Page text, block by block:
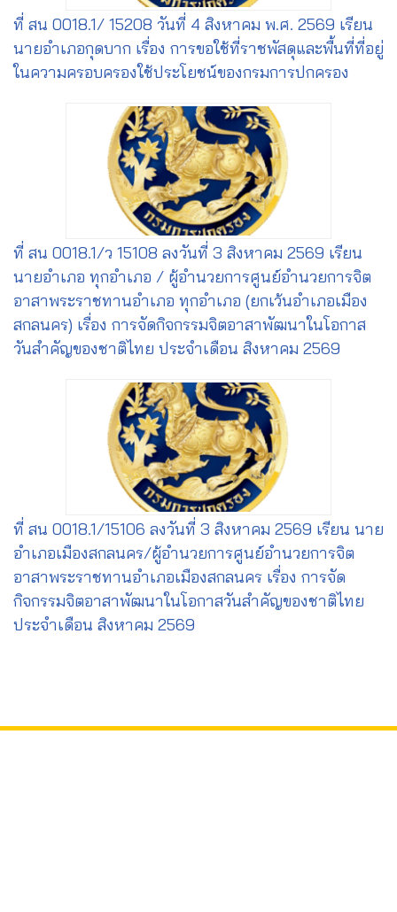
ที่ สน 0018.1/ 15208 วันที่ 4 สิงหาคม พ.ศ. 2569 เรียน
นายอำเภอกุดบาก เรื่อง การขอใช้ที่ราชพัสดุและพื้นที่ที่อยู่
ในความครอบครองใช้ประโยชน์ของกรมการปกครอง
ที่ สน 0018.1/ว 15108 ลงวันที่ 3 สิงหาคม 2569 เรียน
นายอำเภอ ทุกอำเภอ / ผู้อำนวยการศูนย์อำนวยการจิต
อาสาพระราชทานอำเภอ ทุกอำเภอ (ยกเว้นอำเภอเมือง
สกลนคร) เรื่อง การจัดกิจกรรมจิตอาสาพัฒนาในโอกาส
วันสำคัญของชาติไทย ประจำเดือน สิงหาคม 2569
ที่ สน 0018.1/15106 ลงวันที่ 3 สิงหาคม 2569 เรียน นาย
อำเภอเมืองสกลนคร/ผู้อำนวยการศูนย์อำนวยการจิต
อาสาพระราชทานอำเภอเมืองสกลนคร เรื่อง การจัด
กิจกรรมจิตอาสาพัฒนาในโอกาสวันสำคัญของชาติไทย
ประจำเดือน สิงหาคม 2569